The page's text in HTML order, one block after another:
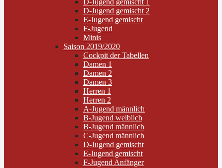
D-Jugend gemischt 1
D-Jugend gemischt 2
E-Jugend gemischt
F-Jugend
Minis
Saison 2019/2020
Cockpit der Tabellen
Damen 1
Damen 2
Damen 3
Herren 1
Herren 2
A-Jugend männlich
B-Jugend weiblich
B-Jugend männlich
C-Jugend männlich
D-Jugend gemischt
E-Jugend gemischt
F-Jugend Anfänger